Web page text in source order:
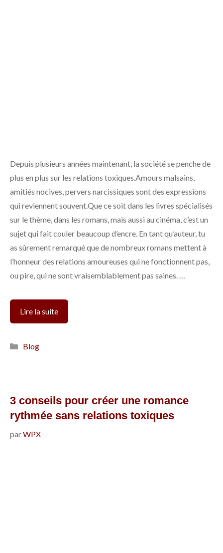
Depuis plusieurs années maintenant, la société se penche de
plus en plus sur les relations toxiques.Amours malsains,
amitiés nocives, pervers narcissiques sont des expressions
qui reviennent souvent.Que ce soit dans les livres spécialisés
sur le thème, dans les romans, mais aussi au cinéma, c’est un
sujet qui fait couler beaucoup d’encre. En tant qu’auteur, tu
as sûrement remarqué que de nombreux romans mettent à
l’honneur des relations amoureuses qui ne fonctionnent pas,
ou pire, qui ne sont vraisemblablement pas saines. …
Lire la suiteComment
éviter
écrit
une
Catégories
Blog
3 conseils pour créer une romance
rythmée sans relations toxiques
parWPX